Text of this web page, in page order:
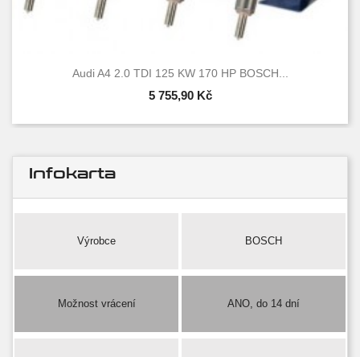
Audi A4 2.0 TDI 125 KW 170 HP BOSCH...
5 755,90 Kč
Infokarta
Výrobce BOSCH
Možnost vrácení ANO, do 14 dní